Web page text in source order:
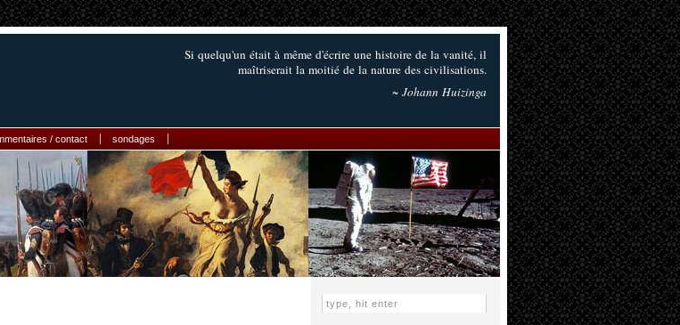
Si quelqu'un était à même d'écrire une histoire de la vanité, il
maîtriserait la moitié de la nature des civilisations.
~ Johann Huizinga
/ contact sondages